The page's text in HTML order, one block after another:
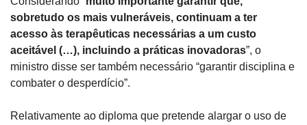
sobretudo os mais vulneráveis, continuam a ter
acesso às terapêuticas necessárias a um custo
aceitável (…), incluindo a práticas inovadoras”, o
ministro disse ser também necessário “garantir disciplina e
combater o desperdício”.
Relativamente ao diploma que pretende alargar o uso de